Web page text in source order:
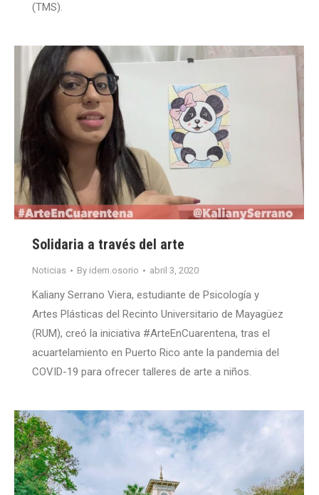
(TMS).
Solidaria a través del arte
Noticias By idem.osorio abril 3, 2020
Kaliany Serrano Viera, estudiante de Psicología y
Artes Plásticas del Recinto Universitario de Mayagüez
(RUM), creó la iniciativa #ArteEnCuarentena, tras el
acuartelamiento en Puerto Rico ante la pandemia del
COVID-19 para ofrecer talleres de arte a niños.